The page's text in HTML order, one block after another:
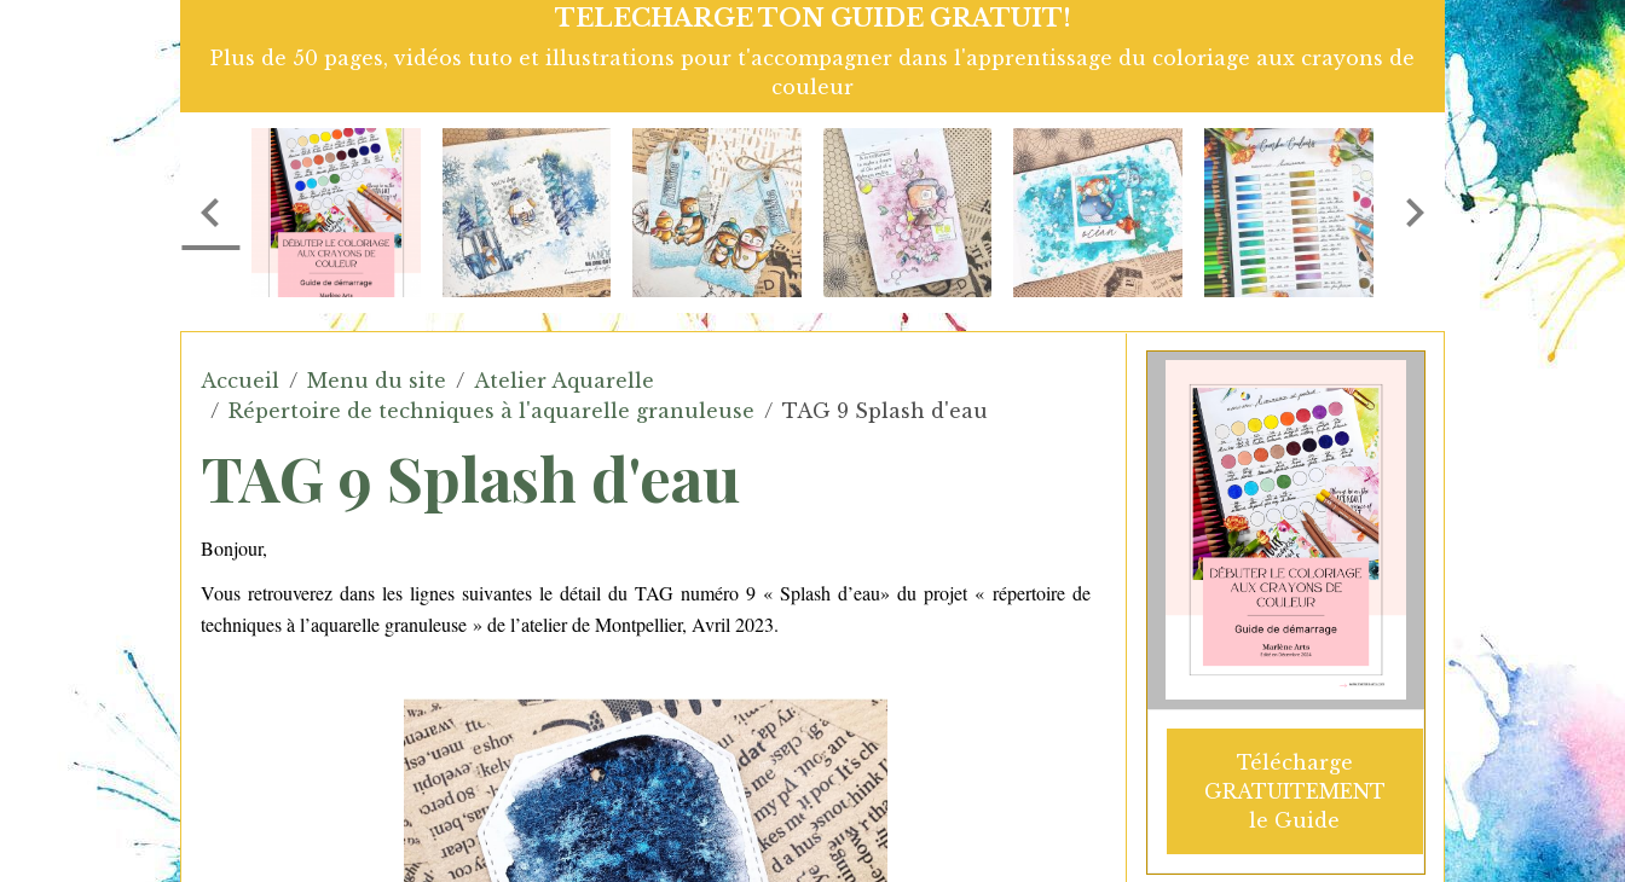
TELECHARGE TON GUIDE GRATUIT!
Plus de 50 pages, vidéos tuto et illustrations pour t'accompagner dans l'apprentissage du coloriage aux crayons de
couleur
Accueil Menu du site
Atelier Aquarelle
Répertoire de techniques à l'aquarelle granuleuse
TAG 9 Splash d'eau
TAG 9 Splash d'eau
Bonjour,
Vous retrouverez dans les lignes suivantes le détail du TAG numéro 9 « Splash d’eau» du projet « répertoire de
techniques à l’aquarelle granuleuse » de l’atelier de Montpellier, Avril 2023.
Télécharge
GRATUITEMENT
le Guide